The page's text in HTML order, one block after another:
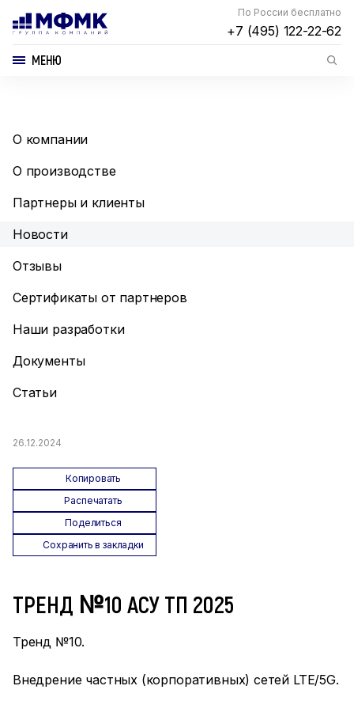
По России бесплатно
+7 (495) 122-22-62
МЕНЮ
О компании
О производстве
Партнеры и клиенты
Новости
Отзывы
Сертификаты от партнеров
Наши разработки
Документы
Статьи
26.12.2024
Копировать
Распечатать
Поделиться
Сохранить в закладки
ТРЕНД №10 АСУ ТП 2025
Тренд №10.
Внедрение частных (корпоративных) сетей LTE/5G.